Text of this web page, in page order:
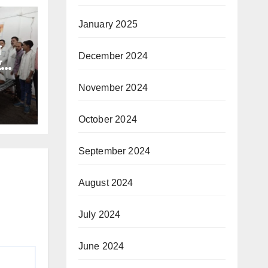
January 2025
December 2024
November 2024
October 2024
September 2024
August 2024
July 2024
June 2024